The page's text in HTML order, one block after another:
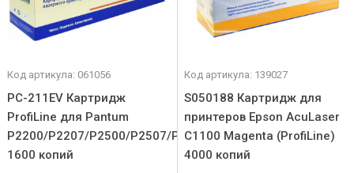
Код артикула: 061056
PC-211EV Картридж
ProfiLine для Pantum
P2200/P2207/P2500/P2507/P2500W/M6500/M3550/M6607
1600 копий
Код артикула: 139027
S050188 Картридж для
принтеров Epson AcuLaser
C1100 Magenta (ProfiLine)
4000 копий